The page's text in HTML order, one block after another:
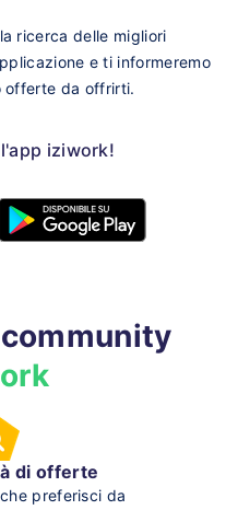
ricerca delle migliori
e ti informeremo
offerte da offrirti.
iziwork!
di offerte
preferisci da